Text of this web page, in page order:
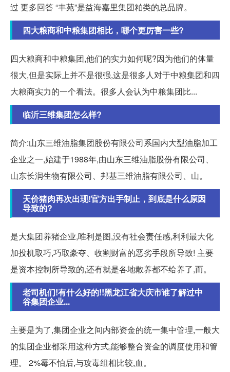
过 更多回答 “丰苑”是益海嘉里集团粕类的总品牌。
四大粮商和中粮集团相比，哪个更厉害一些?
四大粮商和中粮集团,他们的实力如何呢?因为他们的体量
很大,但是实际上并不是很强,这是很多人对于中粮集团和四
大粮商实力的一个看法。很多人会认为中粮集团比...
临沂三维集团怎么样?
简介:山东三维油脂集团股份有限公司系国内大型油脂加工
企业之一,始建于1988年,由山东三维油脂股份有限公司、
山东长润生物有限公司、邦基三维油脂有限公司、山。
天价猪肉再次出现!官方出手制止，到底是什么原因
导致的?
是大集团养猪企业,唯利是图,没有社会责任感,利利最大化
加投机取巧,巧取豪夺、收割财富的恶劣手段所导致! 主要
是资本控制所导致的,还有就是各地散养都不给养了,而。
老司机们!有什么好的!!黑龙江省大庆市谁了解过中
谷集团企业...
主要是为了,集团企业之间内部资金的统一集中管理,一般大
的集团企业都采用这种方式,能够整合资金的调度使用和管
理。 2%霉不怕后,与攻毒组相比较,血。